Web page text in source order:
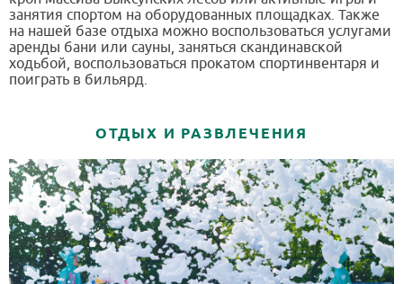
занятия спортом на оборудованных площадках. Также
на нашей базе отдыха можно воспользоваться услугами
аренды бани или сауны, заняться скандинавской
ходьбой, воспользоваться прокатом спортинвентаря и
поиграть в бильярд.
ОТДЫХ И РАЗВЛЕЧЕНИЯ